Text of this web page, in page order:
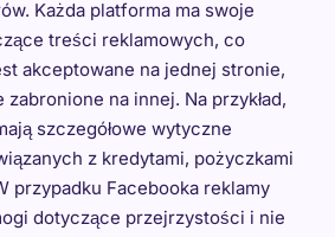
Każda platforma ma swoje
treści reklamowych, co
akceptowane na jednej stronie,
zabronione na innej. Na przykład,
szczegółowe wytyczne
z kredytami, pożyczkami
przypadku Facebooka reklamy
dotyczące przejrzystości i nie